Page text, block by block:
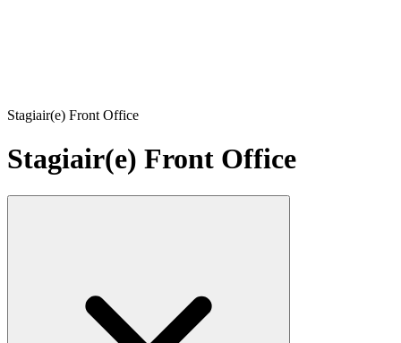
Stagiair(e) Front Office
Stagiair(e) Front Office